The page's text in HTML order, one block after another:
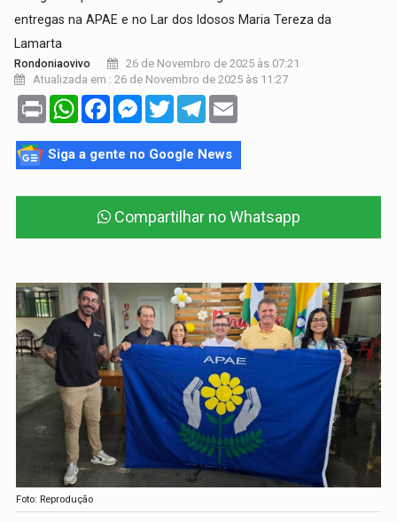
entregas na APAE e no Lar dos Idosos Maria Tereza da
Lamarta
Rondoniaovivo
26 de Novembro de 2025 às 07:21
Atualizada em : 26 de Novembro de 2025 às 11:27
Print WhatsAppFacebookMessenger
TwitterTelegram
Siga a gente no Google News
Compartilhar no Whatsapp
Foto: Reprodução